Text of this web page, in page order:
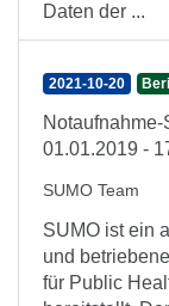
Daten der ...
2021-10-20
01.01.2019 -
SUMO Team
SUMO ist ein
und
für Public